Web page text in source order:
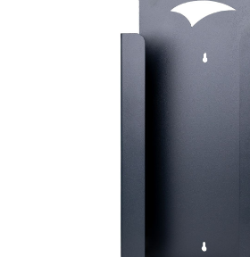
Toegevoegd aan